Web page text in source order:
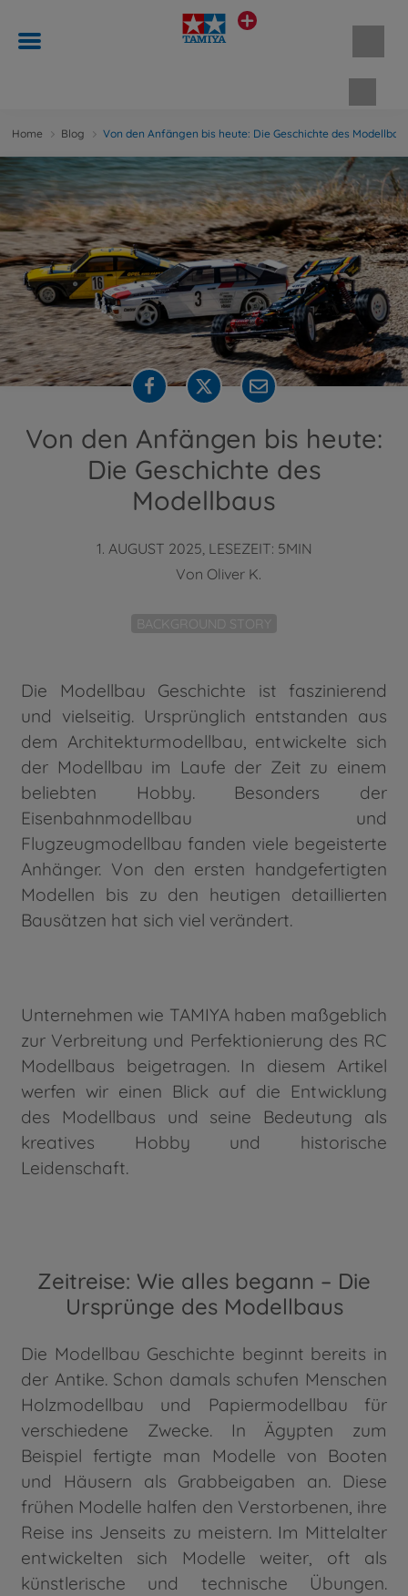
Home Blog Von den Anfängen bis heute: Die Geschichte des
Von den Anfängen bis heute:
Die Geschichte des
Modellbaus
1. AUGUST 2025, LESEZEIT: 5MIN
Von Oliver K.
BACKGROUND STORY
Die Modellbau Geschichte ist faszinierend
und vielseitig. Ursprünglich entstanden aus
dem Architekturmodellbau, entwickelte sich
der Modellbau im Laufe der Zeit zu einem
beliebten Hobby. Besonders der
Eisenbahnmodellbau und
Flugzeugmodellbau fanden viele begeisterte
Anhänger. Von den ersten handgefertigten
Modellen bis zu den heutigen detaillierten
Bausätzen hat sich viel verändert.
Unternehmen wie TAMIYA haben maßgeblich
zur Verbreitung und Perfektionierung des RC
Modellbaus beigetragen. In diesem Artikel
werfen wir einen Blick auf die Entwicklung
des Modellbaus und seine Bedeutung als
kreatives Hobby und historische
Leidenschaft.
Zeitreise: Wie alles begann – Die
Ursprünge des Modellbaus
Die Modellbau Geschichte beginnt bereits in
der Antike. Schon damals schufen Menschen
Holzmodellbau und Papiermodellbau für
verschiedene Zwecke. In Ägypten zum
Beispiel fertigte man Modelle von Booten
und Häusern als Grabbeigaben an. Diese
frühen Modelle halfen den Verstorbenen, ihre
Reise ins Jenseits zu meistern. Im Mittelalter
entwickelten sich Modelle weiter, oft als
künstlerische und technische Übungen.